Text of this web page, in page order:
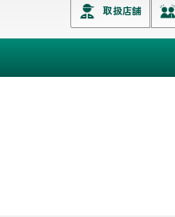
取扱店舗